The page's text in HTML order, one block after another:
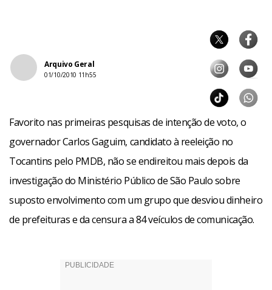
Arquivo Geral
01/10/2010 11h55
Favorito nas primeiras pesquisas de intenção de voto, o
governador Carlos Gaguim, candidato à reeleição no
Tocantins pelo PMDB, não se endireitou mais depois da
investigação do Ministério Público de São Paulo sobre
suposto envolvimento com um grupo que desviou dinheiro
de prefeituras e da censura a 84 veículos de comunicação.